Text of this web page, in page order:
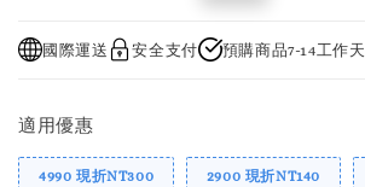
國際運送 安全支付 預購商品7-14工作天
適用優惠
4990 現折NT300 2900 現折NT140